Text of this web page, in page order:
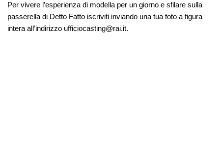
Per vivere l’esperienza di modella per un giorno e sfilare sulla
passerella di Detto Fatto iscriviti inviando una tua foto a figura
intera all’indirizzo ufficiocasting@rai.it.